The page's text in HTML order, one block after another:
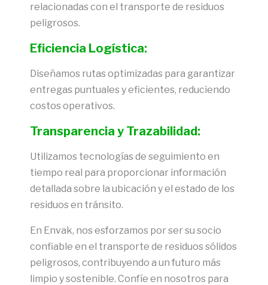
relacionadas con el transporte de residuos
peligrosos.
Eficiencia Logística:
Diseñamos rutas optimizadas para garantizar
entregas puntuales y eficientes, reduciendo
costos operativos.
Transparencia y Trazabilidad:
Utilizamos tecnologías de seguimiento en
tiempo real para proporcionar información
detallada sobre la ubicación y el estado de los
residuos en tránsito.
En Envak, nos esforzamos por ser su socio
confiable en el transporte de residuos sólidos
peligrosos, contribuyendo a un futuro más
limpio y sostenible. Confíe en nosotros para